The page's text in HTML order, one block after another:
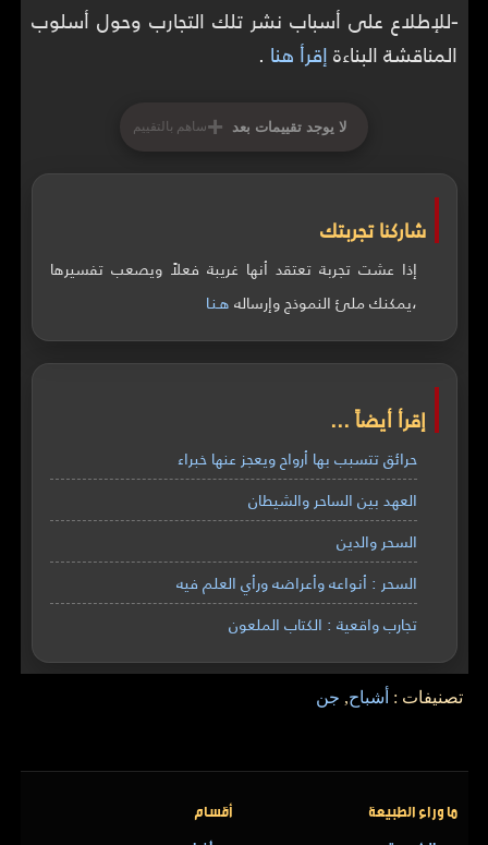
-للإطلاع على أسباب نشر تلك التجارب وحول أسلوب
المناقشة البناءةإقرأ هنا .
لا يوجد تقييمات بعد +ساهم بالتقييم
شاركنا تجربتك
إذا عشت تجربة تعتقد أنها غريبة فعلاً ويصعب تفسيرها
،يمكنك ملئ النموذج وإرسالههـنـا
إقرأ أيضاً ...
حرائق تتسبب بها أرواح ويعجز عنها خبراء
العهد بين الساحر والشيطان
السحر والدين
السحر : أنواعه وأعراضه ورأي العلم فيه
تجارب واقعية : الكتاب الملعون
تصنيفات : أشباح, جن
ما وراء الطبيعة أقسام